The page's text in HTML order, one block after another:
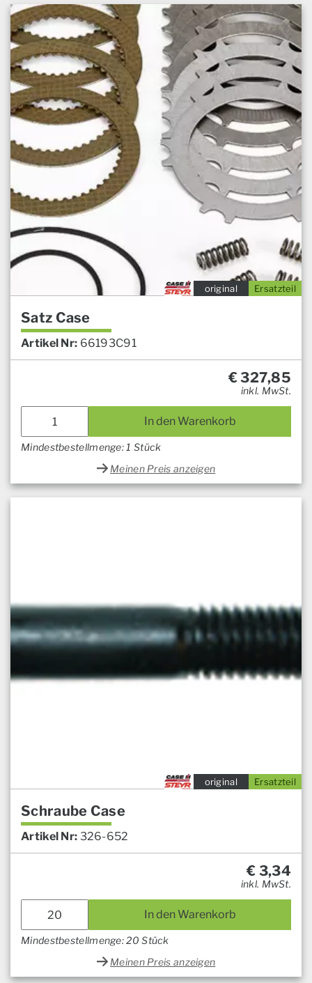
Ersatzteil
original
Satz Case
Artikel Nr: 66193C91
€327,85
inkl. MwSt.
In den Warenkorb
Mindestbestellmenge: 1 Stück
Meinen Preis anzeigen
Ersatzteil
original
Schraube Case
Artikel Nr: 326-652
€ 3,34
inkl. MwSt.
In den Warenkorb
Mindestbestellmenge: 20 Stück
Meinen Preis anzeigen